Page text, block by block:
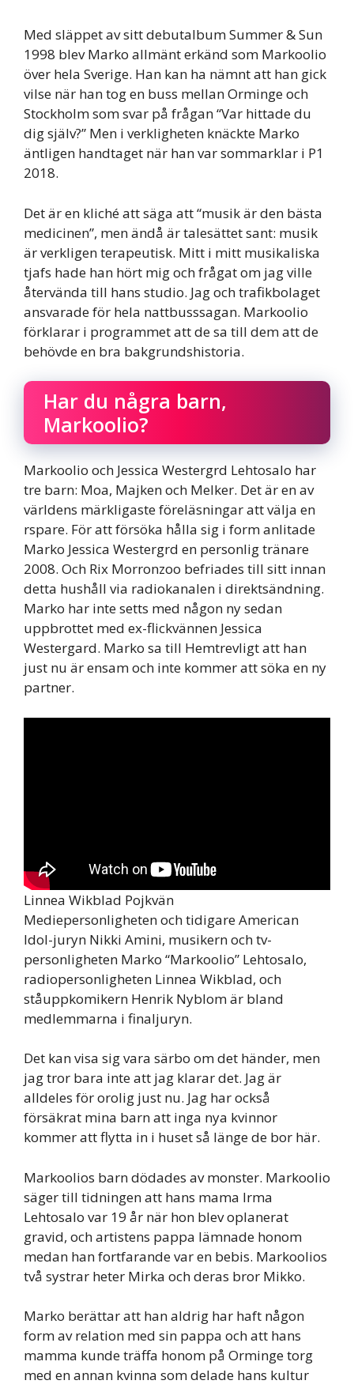
Med släppet av sitt debutalbum Summer & Sun
1998 blev Marko allmänt erkänd som Markoolio
över hela Sverige. Han kan ha nämnt att han gick
vilse när han tog en buss mellan Orminge och
Stockholm som svar på frågan “Var hittade du
dig själv?” Men i verkligheten knäckte Marko
äntligen handtaget när han var sommarklar i P1
2018.
Det är en kliché att säga att “musik är den bästa
medicinen”, men ändå är talesättet sant: musik
är verkligen terapeutisk. Mitt i mitt musikaliska
tjafs hade han hört mig och frågat om jag ville
återvända till hans studio. Jag och trafikbolaget
ansvarade för hela nattbusssagan. Markoolio
förklarar i programmet att de sa till dem att de
behövde en bra bakgrundshistoria.
Har du några barn,
Markoolio?
Markoolio och Jessica Westergrd Lehtosalo har
tre barn: Moa, Majken och Melker. Det är en av
världens märkligaste föreläsningar att välja en
rspare. För att försöka hålla sig i form anlitade
Marko Jessica Westergrd en personlig tränare
2008. Och Rix Morronzoo befriades till sitt innan
detta hushåll via radiokanalen i direktsändning.
Marko har inte setts med någon ny sedan
uppbrottet med ex-flickvännen Jessica
Westergard. Marko sa till Hemtrevligt att han
just nu är ensam och inte kommer att söka en ny
partner.
Linnea Wikblad Pojkvän
Mediepersonligheten och tidigare American
Idol-juryn Nikki Amini, musikern och tv-
personligheten Marko “Markoolio” Lehtosalo,
radiopersonligheten Linnea Wikblad, och
ståuppkomikern Henrik Nyblom är bland
medlemmarna i finaljuryn.
Det kan visa sig vara särbo om det händer, men
jag tror bara inte att jag klarar det. Jag är
alldeles för orolig just nu. Jag har också
försäkrat mina barn att inga nya kvinnor
kommer att flytta in i huset så länge de bor här.
Markoolios barn dödades av monster. Markoolio
säger till tidningen att hans mama Irma
Lehtosalo var 19 år när hon blev oplanerat
gravid, och artistens pappa lämnade honom
medan han fortfarande var en bebis. Markoolios
två systrar heter Mirka och deras bror Mikko.
Marko berättar att han aldrig har haft någon
form av relation med sin pappa och att hans
mamma kunde träffa honom på Orminge torg
med en annan kvinna som delade hans kultur